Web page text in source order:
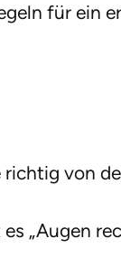
für ein
richtig von
„Augen